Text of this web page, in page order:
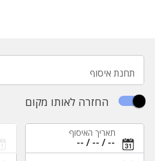
תחנת איסוף
החזרה לאותו מקום
תאריך האיסוף